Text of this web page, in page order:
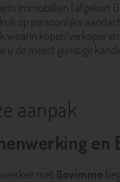
Immobillïen (afgekort
op persoonlijke
waarin koper/verkoper
u de meest gunstige
aanpak
en
met Govimmo